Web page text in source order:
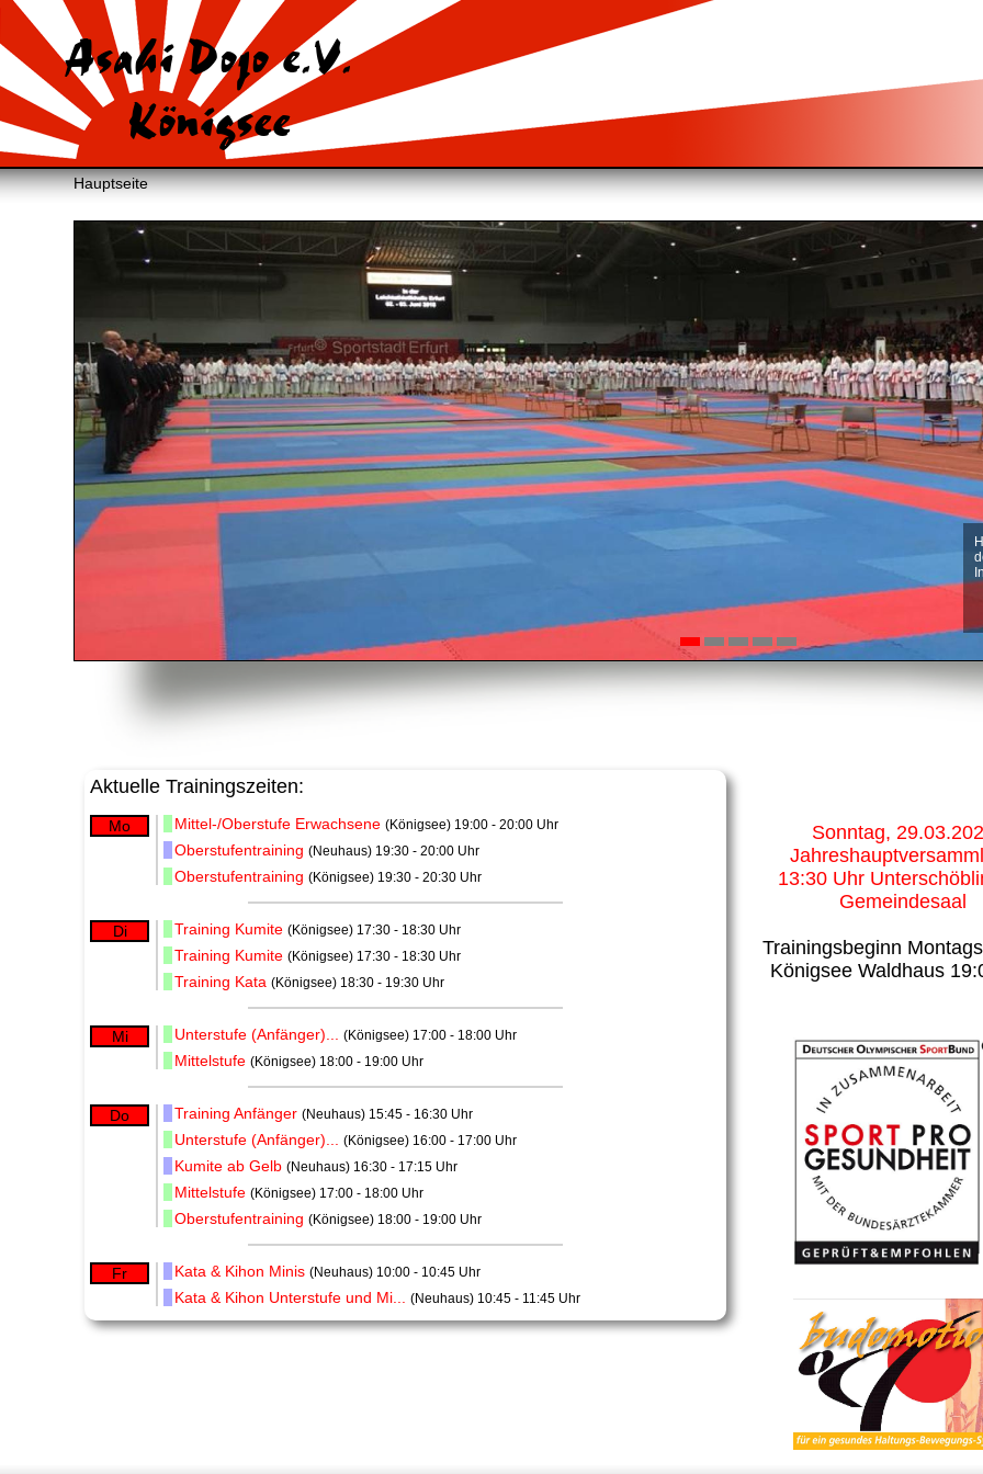
Asahi Dojo e.V.
Königsee
Hauptseite
Aktuelle Trainingszeiten:
Mo Mittel-/Oberstufe Erwachsene (Königsee) 19:00 - 20:00 Uhr
Oberstufentraining (Neuhaus) 19:30 - 20:00 Uhr
Oberstufentraining (Königsee) 19:30 - 20:30 Uhr
Di Training Kumite (Königsee) 17:30 - 18:30 Uhr
Training Kumite (Königsee) 17:30 - 18:30 Uhr
Training Kata (Königsee) 18:30 - 19:30 Uhr
Mi Unterstufe (Anfänger)... (Königsee) 17:00 - 18:00 Uhr
Mittelstufe (Königsee) 18:00 - 19:00 Uhr
Do Training Anfänger (Neuhaus) 15:45 - 16:30 Uhr
Unterstufe (Anfänger)... (Königsee) 16:00 - 17:00 Uhr
Kumite ab Gelb (Neuhaus) 16:30 - 17:15 Uhr
Mittelstufe (Königsee) 17:00 - 18:00 Uhr
Oberstufentraining (Königsee) 18:00 - 19:00 Uhr
Fr Kata & Kihon Minis (Neuhaus) 10:00 - 10:45 Uhr
Kata & Kihon Unterstufe und Mi... (Neuhaus) 10:45 - 11:45 Uhr
Sonntag,
13:30 Uhr
Gemeindesaal
Trainingsbeginn
Königsee Waldhaus